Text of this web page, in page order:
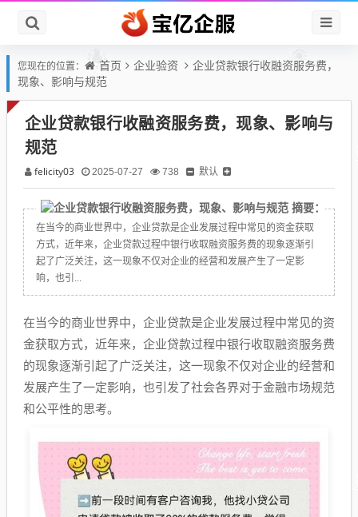
您现在的位置： 首页 企业验资
企业贷款银行收融资服务费，
现象、影响与规范
企业贷款银行收融资服务费，现象、影响与
规范
felicity03 2025-07-27 738 默认
摘要：
在当今的商业世界中，企业贷款是企业发展过程中常见的资金获取
方式，近年来，企业贷款过程中银行收取融资服务费的现象逐渐引
起了广泛关注，这一现象不仅对企业的经营和发展产生了一定影
响，也引...
在当今的商业世界中，企业贷款是企业发展过程中常见的资
金获取方式，近年来，企业贷款过程中银行收取融资服务费
的现象逐渐引起了广泛关注，这一现象不仅对企业的经营和
发展产生了一定影响，也引发了社会各界对于金融市场规范
和公平性的思考。